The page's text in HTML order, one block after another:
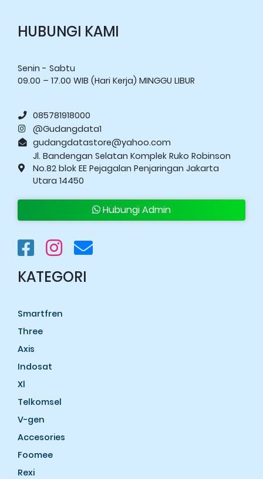
HUBUNGI KAMI
Senin - Sabtu
09.00 – 17.00 WIB (Hari Kerja) MINGGU LIBUR
085781918000
@Gudangdata1
gudangdatastore@yahoo.com
Jl. Bandengan Selatan Komplek Ruko Robinson
No.82 blok EE Pejagalan Penjaringan Jakarta
Utara 14450
Hubungi Admin
KATEGORI
Smartfren
Three
Axis
Indosat
Xl
Telkomsel
V-gen
Accesories
Foomee
Rexi